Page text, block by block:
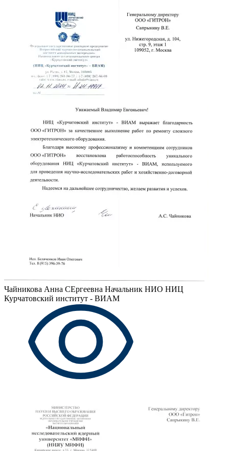
Чайникова Анна СЕргеевна Начальник НИО НИЦ
Курчатовский институт - ВИАМ